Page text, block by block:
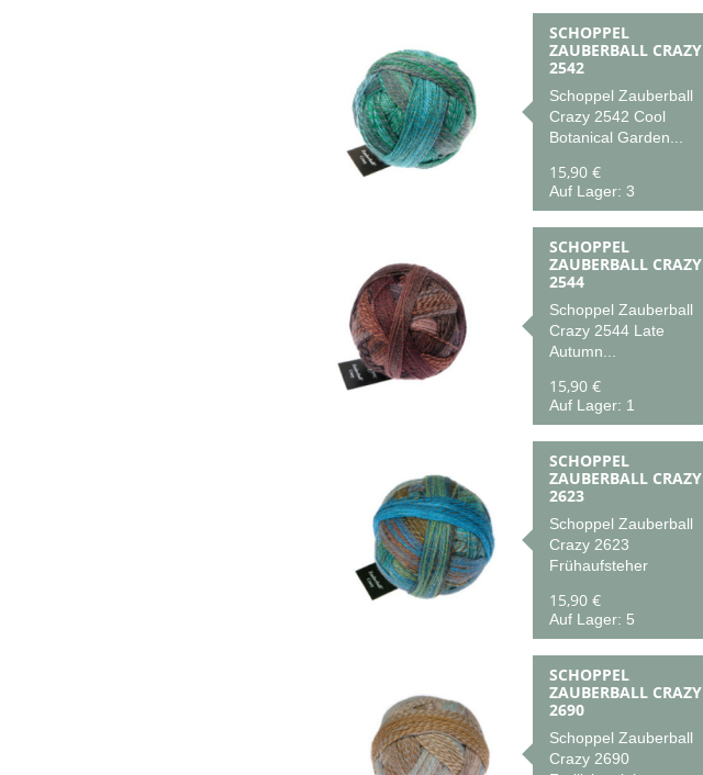
SCHOPPEL
ZAUBERBALL CRAZY
2542
Schoppel Zauberball
Crazy 2542 Cool
Botanical Garden...
15,90 €
Auf Lager: 3
SCHOPPEL
ZAUBERBALL CRAZY
2544
Schoppel Zauberball
Crazy 2544 Late
Autumn...
15,90 €
Auf Lager: 1
SCHOPPEL
ZAUBERBALL CRAZY
2623
Schoppel Zauberball
Crazy 2623
Frühaufsteher
15,90 €
Auf Lager: 5
SCHOPPEL
ZAUBERBALL CRAZY
2690
Schoppel Zauberball
Crazy 2690